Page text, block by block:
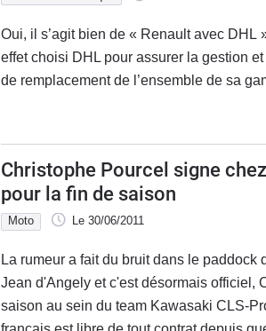
Oui, il s’agit bien de « Renault avec DHL
effet choisi DHL pour assurer la gestion
de remplacement de l’ensemble de sa
Christophe Pourcel signe
pour la fin de saison
Moto Le 30/06/2011
La rumeur a fait du bruit dans le paddock
Jean d'Angely et c'est désormais officiel,
saison au sein du team Kawasaki CLS-